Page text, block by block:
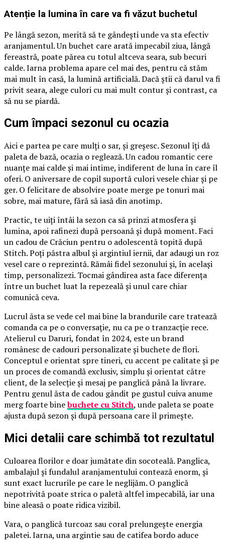
Atenție la lumina în care va fi văzut buchetul
Pe lângă sezon, merită să te gândești unde va sta efectiv
aranjamentul. Un buchet care arată impecabil ziua, lângă
fereastră, poate părea cu totul altceva seara, sub becuri
calde. Iarna problema apare cel mai des, pentru că stăm
mai mult în casă, la lumină artificială. Dacă știi că darul va fi
privit seara, alege culori cu mai mult contur și contrast, ca
să nu se piardă.
Cum împaci sezonul cu ocazia
Aici e partea pe care mulți o sar, și greșesc. Sezonul îți dă
paleta de bază, ocazia o reglează. Un cadou romantic cere
nuanțe mai calde și mai intime, indiferent de luna în care îl
oferi. O aniversare de copil suportă culori vesele chiar și pe
ger. O felicitare de absolvire poate merge pe tonuri mai
sobre, mai mature, fără să iasă din anotimp.
Practic, te uiți întâi la sezon ca să prinzi atmosfera și
lumina, apoi rafinezi după persoană și după moment. Faci
un cadou de Crăciun pentru o adolescentă topită după
Stitch. Poți păstra albul și argintiul iernii, dar adaugi un roz
vesel care o reprezintă. Rămâi fidel sezonului și, în același
timp, personalizezi. Tocmai gândirea asta face diferența
între un buchet luat la repezeală și unul care chiar
comunică ceva.
Lucrul ăsta se vede cel mai bine la brandurile care tratează
comanda ca pe o conversație, nu ca pe o tranzacție rece.
Atelierul cu Daruri, fondat în 2024, este un brand
românesc de cadouri personalizate și buchete de flori.
Conceptul e orientat spre tineri, cu accent pe calitate și pe
un proces de comandă exclusiv, simplu și orientat către
client, de la selecție și mesaj pe panglică până la livrare.
Pentru genul ăsta de cadou gândit pe gustul cuiva anume
merg foarte binebuchete cu Stitch, unde paleta se poate
ajusta după sezon și după persoana care îl primește.
Mici detalii care schimbă tot rezultatul
Culoarea florilor e doar jumătate din socoteală. Panglica,
ambalajul și fundalul aranjamentului contează enorm, și
sunt exact lucrurile pe care le neglijăm. O panglică
nepotrivită poate strica o paletă altfel impecabilă, iar una
bine aleasă o poate ridica vizibil.
Vara, o panglică turcoaz sau coral prelungește energia
paletei. Iarna, una argintie sau de catifea bordo aduce